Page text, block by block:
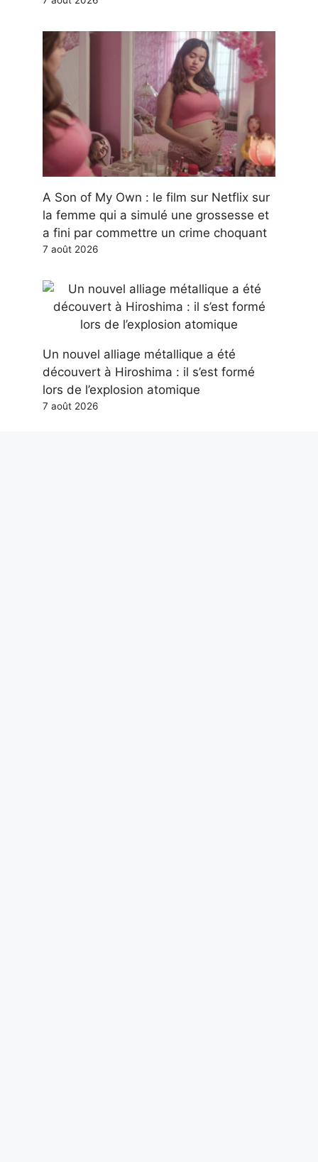
A Son of My Own : le film sur Netflix sur
la femme qui a simulé une grossesse et
a fini par commettre un crime choquant
7 août 2026
Un nouvel alliage métallique a été
découvert à Hiroshima : il s’est formé
lors de l’explosion atomique
7 août 2026